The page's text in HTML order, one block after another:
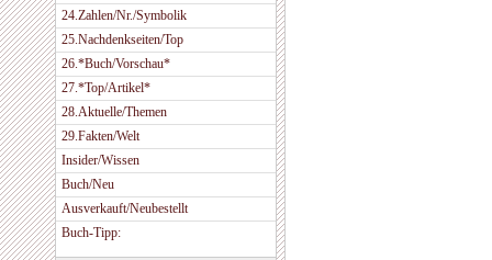
24.Zahlen/Nr./Symbolik
25.Nachdenkseiten/Top
26.*Buch/Vorschau*
27.*Top/Artikel*
28.Aktuelle/Themen
29.Fakten/Welt
Insider/Wissen
Buch/Neu
Ausverkauft/Neubestellt
Buch-Tipp: